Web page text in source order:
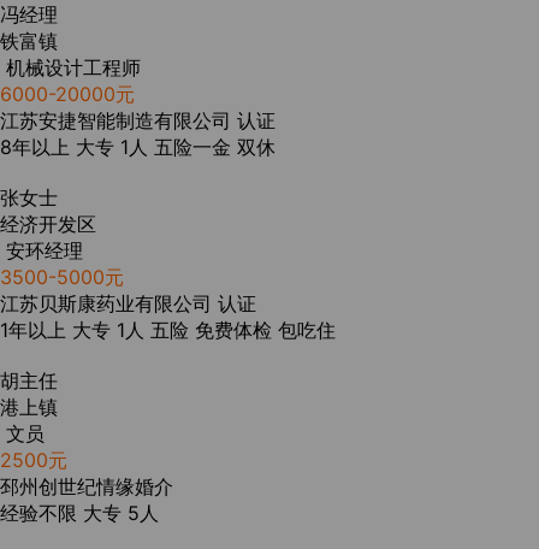
冯经理
铁富镇
机械设计工程师
6000-20000元
江苏安捷智能制造有限公司 认证
8年以上 大专 1人 五险一金 双休
张女士
经济开发区
安环经理
3500-5000元
江苏贝斯康药业有限公司 认证
1年以上 大专 1人 五险 免费体检 包吃住
胡主任
港上镇
文员
2500元
邳州创世纪情缘婚介
经验不限 大专 5人